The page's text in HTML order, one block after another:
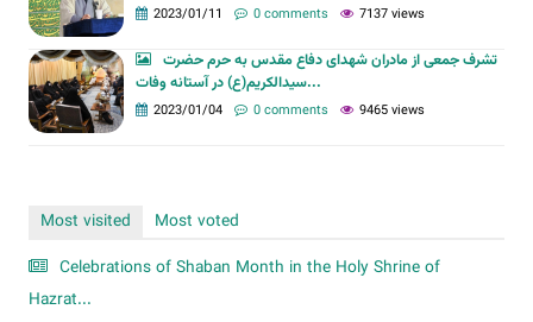
2023/01/11 0 comments 7137 views
تشرف جمعی از مادران شهدای دفاع مقدس به حرم حضرت
سیدالکریم(ع) در آستانه وفات...
2023/01/04 0 comments 9465 views
Most visited
Most voted
Celebrations of Shaban Month in the Holy Shrine of
Hazrat...